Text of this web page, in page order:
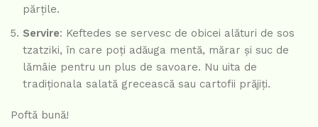
părțile.
Servire: Keftedes se servesc de obicei alături de sos
tzatziki, în care poți adăuga mentă, mărar și suc de
lămâie pentru un plus de savoare. Nu uita de
tradiționala salată grecească sau cartofii prăjiți.
Poftă bună!